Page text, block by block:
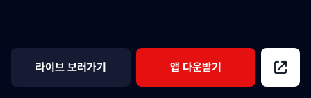
라이브 보러가기 앱 다운받기